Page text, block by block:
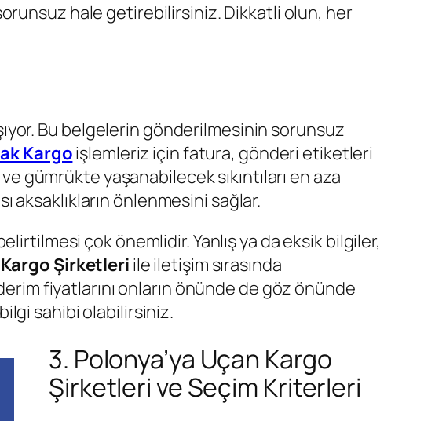
hale getirebilirsiniz. Dikkatli olun, her
Bu belgelerin gönderilmesinin sorunsuz
Kargoişlemleriz için fatura, gönderi etiketleri
gümrükte yaşanabilecek sıkıntıları en aza
aksaklıkların önlenmesini sağlar.
çok önemlidir. Yanlış ya da eksik bilgiler,
Şirketleri ile iletişim sırasında
fiyatlarını onların önünde de göz önünde
sahibi olabilirsiniz.
3. Polonya’ya Uçan Kargo
Şirketleri ve Seçim Kriterleri